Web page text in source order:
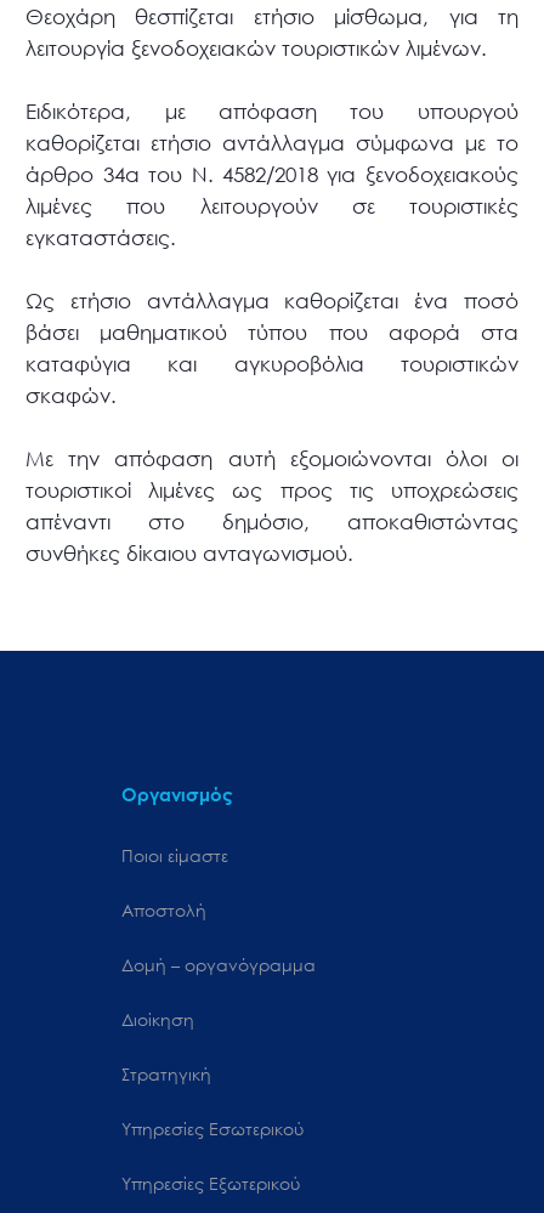
Θεοχάρη θεσπίζεται ετήσιο μίσθωμα, για τη
λειτουργία ξενοδοχειακών τουριστικών λιμένων.
Ειδικότερα, με απόφαση του υπουργού
καθορίζεται ετήσιο αντάλλαγμα σύμφωνα με το
άρθρο 34α του Ν. 4582/2018 για ξενοδοχειακούς
λιμένες που λειτουργούν σε τουριστικές
εγκαταστάσεις.
Ως ετήσιο αντάλλαγμα καθορίζεται ένα ποσό
βάσει μαθηματικού τύπου που αφορά στα
καταφύγια και αγκυροβόλια τουριστικών
σκαφών.
Με την απόφαση αυτή εξομοιώνονται όλοι οι
τουριστικοί λιμένες ως προς τις υποχρεώσεις
απέναντι στο δημόσιο, αποκαθιστώντας
συνθήκες δίκαιου ανταγωνισμού.
Οργανισμός
Ποιοι είμαστε
Αποστολή
Δομή – οργανόγραμμα
Διοίκηση
Στρατηγική
Υπηρεσίες Εσωτερικού
Υπηρεσίες Εξωτερικού